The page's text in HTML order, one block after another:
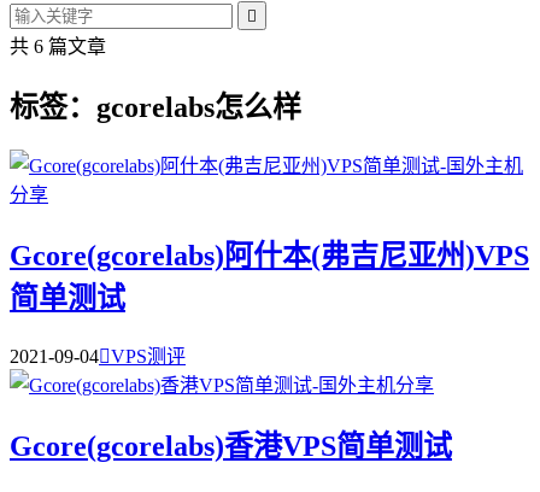

共 6 篇文章
标签：gcorelabs怎么样
Gcore(gcorelabs)阿什本(弗吉尼亚州)VPS
简单测试
2021-09-04VPS测评
Gcore(gcorelabs)香港VPS简单测试